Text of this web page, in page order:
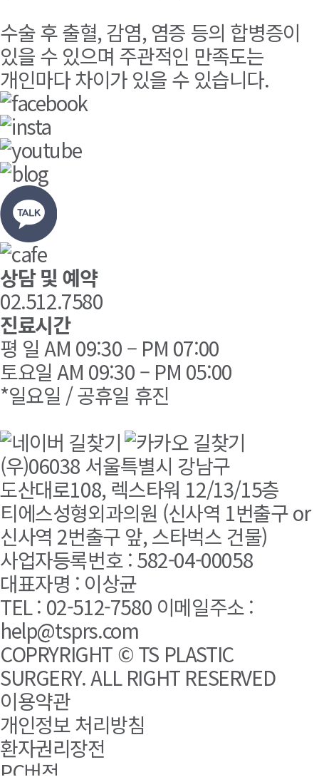
수술 후 출혈, 감염, 염증 등의 합병증이
있을 수 있으며 주관적인 만족도는
개인마다 차이가 있을 수 있습니다.
상담 및 예약
02.512.7580
진료시간
평 일 AM 09:30 – PM 07:00
토요일 AM 09:30 – PM 05:00
*일요일 / 공휴일 휴진
(우)06038 서울특별시 강남구
도산대로108, 렉스타워 12/13/15층
티에스성형외과의원 (신사역 1번출구 or
신사역 2번출구 앞, 스타벅스 건물)
사업자등록번호 : 582-04-00058
대표자명 : 이상균
TEL : 02-512-7580 이메일주소 :
help@tsprs.com
COPRYRIGHT © TS PLASTIC
SURGERY. ALL RIGHT RESERVED
이용약관
개인정보 처리방침
환자권리장전
PC버전